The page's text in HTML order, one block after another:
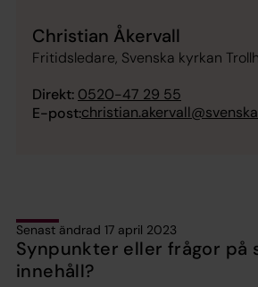
Christian Åkervall
Fritidsledare, Svenska kyrkan
Direkt: 0520-47 29 55
E-post:
Senast ändrad 17 april 2023
Synpunkter eller frågor på
innehåll?